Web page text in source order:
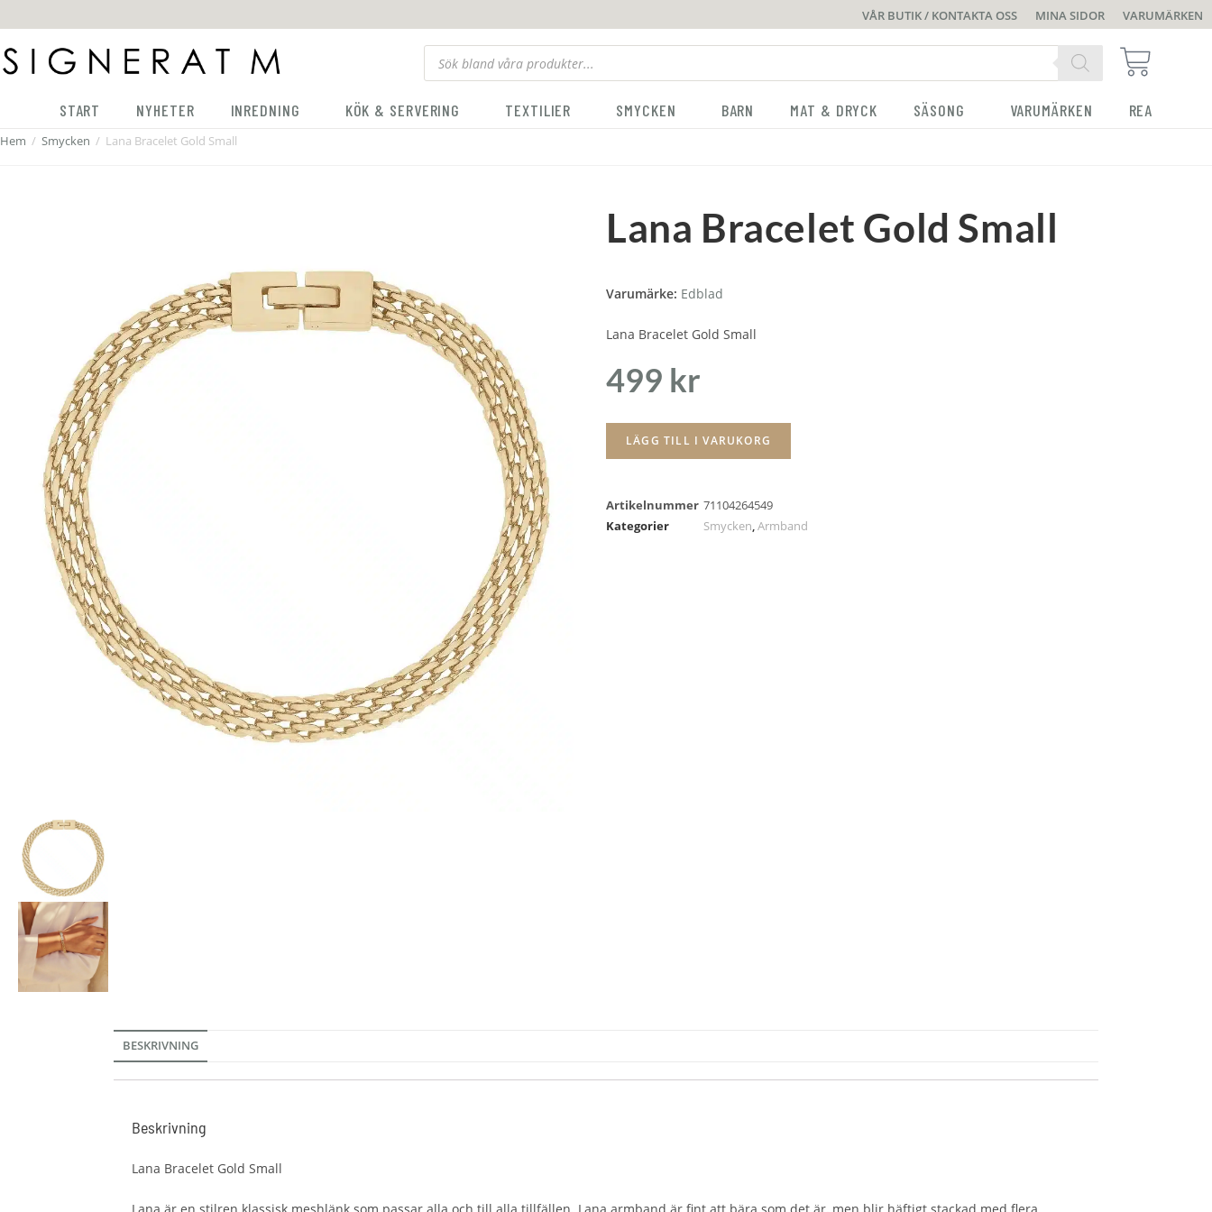
VÅR BUTIK / KONTAKTA OSS MINA SIDOR VARUMÄRKEN
START NYHETER INREDNING KÖK & SERVERING TEXTILIER SMYCKEN BARN MAT & DRYCK SÄSONG VARUMÄRKEN REA
Hem / Smycken / Lana Bracelet Gold Small
Lana Bracelet Gold Small
Varumärke: Edblad
Lana Bracelet Gold Small
499 kr
LÄGG TILL I VARUKORG
Artikelnummer 71104264549
Kategorier
Smycken,Armband
BESKRIVNING
Beskrivning
Lana Bracelet Gold Small
Lana är en stilren klassisk meshlänk som passar alla och till alla tillfällen. Lana armband är fint att bära som det är, men blir häftigt stackad med flera